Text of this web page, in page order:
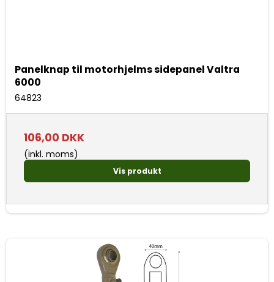
Panelknap til motorhjelms sidepanel Valtra
6000
64823
106,00 DKK
(inkl. moms)
Vis produkt